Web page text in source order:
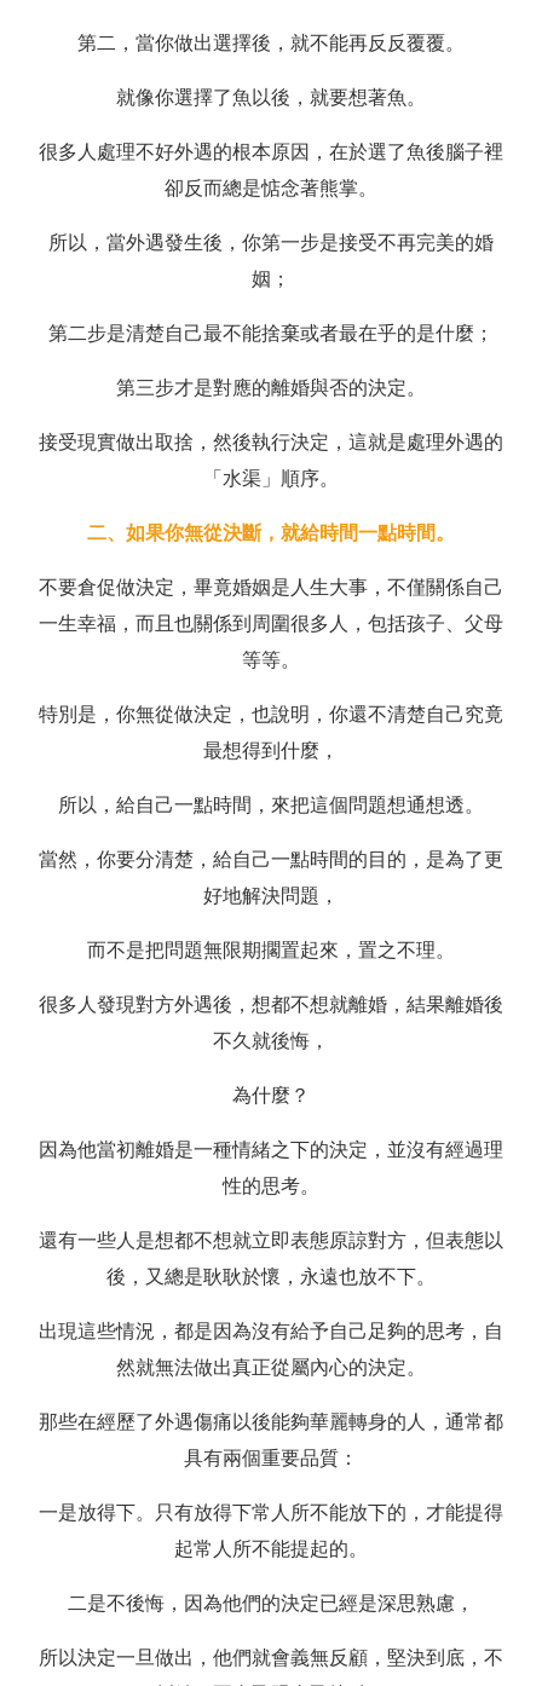
第二，當你做出選擇後，就不能再反反覆覆。
就像你選擇了魚以後，就要想著魚。
很多人處理不好外遇的根本原因，在於選了魚後腦子裡
卻反而總是惦念著熊掌。
所以，當外遇發生後，你第一步是接受不再完美的婚
姻；
第二步是清楚自己最不能捨棄或者最在乎的是什麼；
第三步才是對應的離婚與否的決定。
接受現實做出取捨，然後執行決定，這就是處理外遇的
「水渠」順序。
二、如果你無從決斷，就給時間一點時間。
不要倉促做決定，畢竟婚姻是人生大事，不僅關係自己
一生幸福，而且也關係到周圍很多人，包括孩子、父母
等等。
特別是，你無從做決定，也說明，你還不清楚自己究竟
最想得到什麼，
所以，給自己一點時間，來把這個問題想通想透。
當然，你要分清楚，給自己一點時間的目的，是為了更
好地解決問題，
而不是把問題無限期擱置起來，置之不理。
很多人發現對方外遇後，想都不想就離婚，結果離婚後
不久就後悔，
為什麼？
因為他當初離婚是一種情緒之下的決定，並沒有經過理
性的思考。
還有一些人是想都不想就立即表態原諒對方，但表態以
後，又總是耿耿於懷，永遠也放不下。
出現這些情況，都是因為沒有給予自己足夠的思考，自
然就無法做出真正從屬內心的決定。
那些在經歷了外遇傷痛以後能夠華麗轉身的人，通常都
具有兩個重要品質：
一是放得下。只有放得下常人所不能放下的，才能提得
起常人所不能提起的。
二是不後悔，因為他們的決定已經是深思熟慮，
所以決定一旦做出，他們就會義無反顧，堅決到底，不